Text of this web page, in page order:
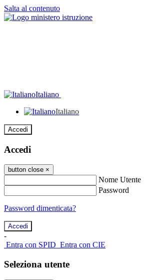
Salta al contenuto
Italiano
Italiano
Accedi
Accedi
button close ×
Nome Utente
Password
Password dimenticata?
-
Entra con SPID Entra con CIE
Seleziona utente